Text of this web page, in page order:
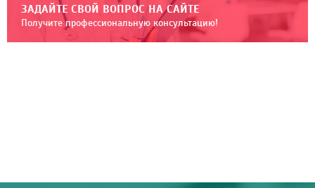
ЗАДАЙТЕ СВОЙ ВОПРОС НА САЙТЕ
Получите профессиональную консультацию!